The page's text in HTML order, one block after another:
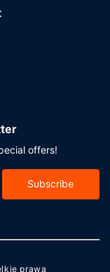
offers!
Subscribe
prawa